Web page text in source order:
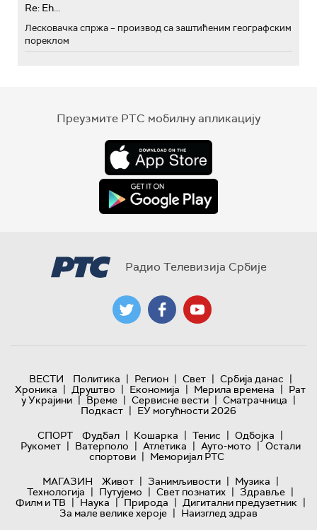
Re: Eh...
Лесковачка спржа – производ са заштићеним географским
пореклом
Преузмите РТС мобилну апликацију
Радио Телевизија Србије
ВЕСТИ Политика | Регион | Свет | Србија данас |
Хроника | Друштво | Економија | Мерила времена | Рат
у Украјини | Време | Сервисне вести | Сматрачница |
Подкаст | ЕУ могућности 2026
СПОРТ
Фудбал | Кошарка | Тенис | Одбојка |
Рукомет | Ватерполо | Атлетика | Ауто-мото | Остали
спортови | Меморијал РТС
МАГАЗИН
Живот | Занимљивости | Музика |
Технологијa | Путујемо | Свет познатих | Здравље |
Филм и ТВ | Наука | Природа | Дигитални предузетник |
За мале велике хероје | Наизглед здрав